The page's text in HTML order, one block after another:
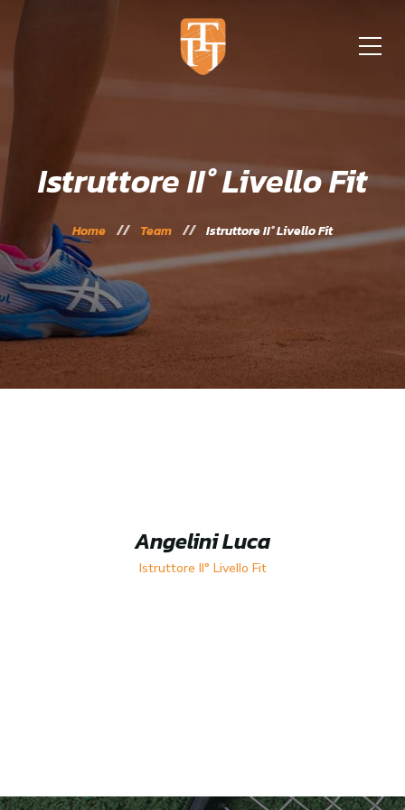
Istruttore II° Livello Fit
Home Team Istruttore II° Livello Fit
Angelini Luca
Istruttore II° Livello Fit